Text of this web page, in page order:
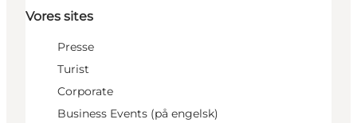
Vores sites
Presse
Turist
Corporate
Business Events (på engelsk)